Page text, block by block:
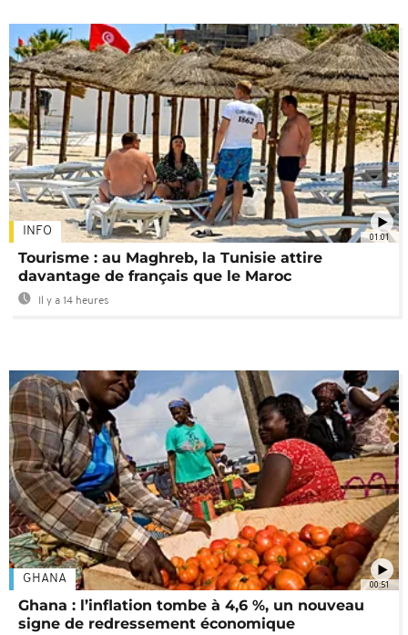
01:01
INFO
Tourisme : au Maghreb, la Tunisie attire
davantage de français que le Maroc
Il y a 14 heures
00:51
GHANA
Ghana : l’inflation tombe à 4,6 %, un nouveau
signe de redressement économique